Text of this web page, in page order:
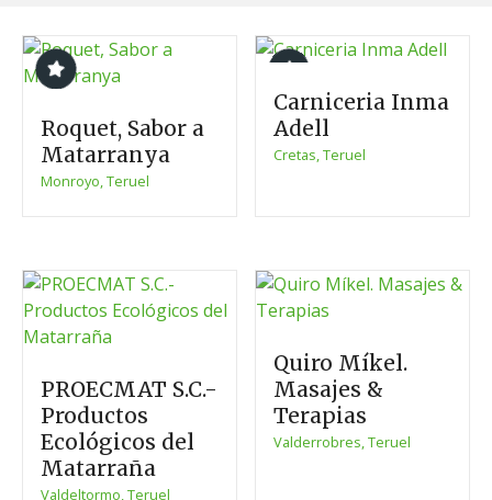
Roquet, Sabor a
Matarranya
Monroyo, Teruel
Carniceria Inma
Adell
Cretas, Teruel
PROECMAT S.C.-
Productos
Ecológicos del
Matarraña
Valdeltormo, Teruel
Quiro Míkel.
Masajes &
Terapias
Valderrobres, Teruel